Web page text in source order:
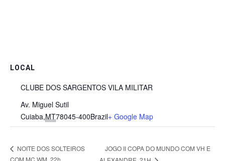
LOCAL
CLUBE DOS SARGENTOS VILA MILITAR
Av. Miguel Sutil
Cuiaba,MT78045-400Brazil+ Google Map
NOITE DOS SOLTEIROS
COM MC WM, 22h
JOGO II COPA DO MUNDO COM VH E